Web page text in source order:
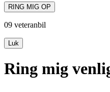
RING MIG OP
09 veteranbil
Luk
Ring mig